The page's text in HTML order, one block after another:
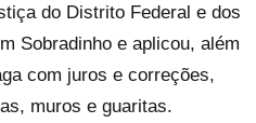
do Distrito Federal e dos
Sobradinho e aplicou, além
com juros e correções,
muros e guaritas.